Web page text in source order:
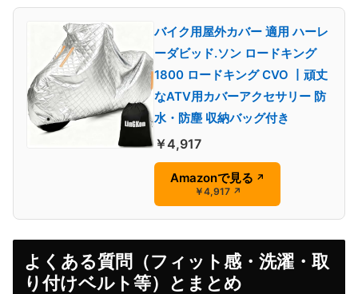
バイク用屋外カバー 適用 ハーレ
ーダビッド.ソン ロードキング
1800 ロードキング CVO 丨頑丈
なATV用カバーアクセサリー 防
水・防塵 収納バッグ付き
￥4,917
Amazonで見る ↗
￥4,917 ↗
よくある質問（フィット感・洗濯・取
り付けベルト等）とまとめ